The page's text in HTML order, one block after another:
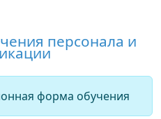
персонала и
форма обучения